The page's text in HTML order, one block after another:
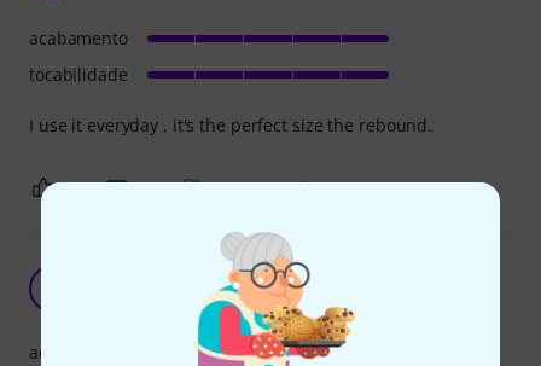
I use it everyday , it's the perfect size the rebound.
acabamento
tocabilidade
0 0 REPORTAR A CRÍTICA
excelente produto
ritmo jovem 26.03.2026
acabamento